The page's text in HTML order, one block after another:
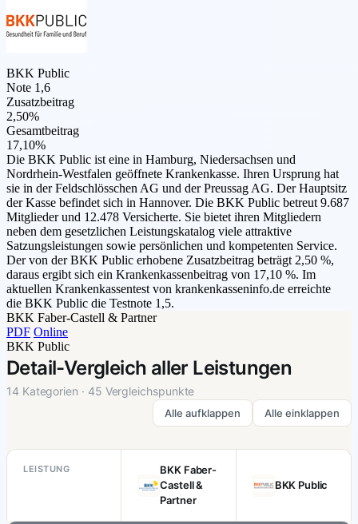
BKK Public
Note 1,6
Zusatzbeitrag
2,50%
Gesamtbeitrag
17,10%
Die BKK Public ist eine in Hamburg, Niedersachsen und
Nordrhein-Westfalen geöffnete Krankenkasse. Ihren Ursprung hat
sie in der Feldschlösschen AG und der Preussag AG. Der Hauptsitz
der Kasse befindet sich in Hannover. Die BKK Public betreut 9.687
Mitglieder und 12.478 Versicherte. Sie bietet ihren Mitgliedern
neben dem gesetzlichen Leistungskatalog viele attraktive
Satzungsleistungen sowie persönlichen und kompetenten Service.
Der von der BKK Public erhobene Zusatzbeitrag beträgt 2,50 %,
daraus ergibt sich ein Krankenkassenbeitrag von 17,10 %. Im
aktuellen Krankenkassentest von krankenkasseninfo.de erreichte
die BKK Public die Testnote 1,5.
BKK Faber-Castell & Partner
PDF Online
BKK Public
Detail-Vergleich aller Leistungen
14 Kategorien · 45 Vergleichspunkte
Alle aufklappen Alle einklappen
LEISTUNG
BKK Faber-
Castell &
Partner
BKK Public